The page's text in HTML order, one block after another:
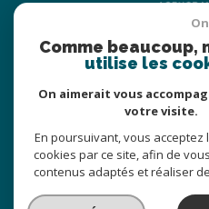
© 2022 Tous
Traduction powered by
Plan du site
Honoraires location
Comme beaucoup,
utilise les
On aimerait vous
votre visite.
En poursuivant, vous acceptez
cookies par ce site, afin de
contenus adaptés et réaliser